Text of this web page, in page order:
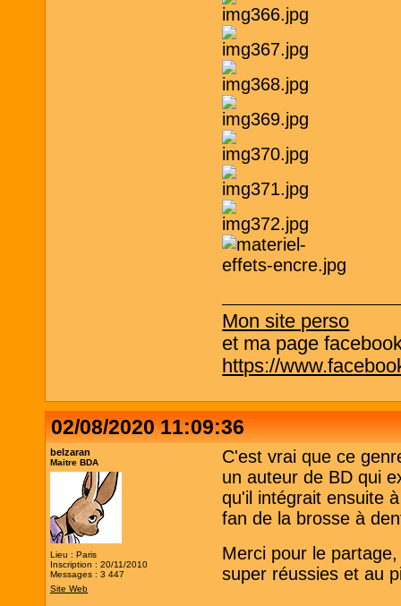
Mon site perso
et ma page
https://
02/08/2020 11:09:36
belzaran
Maitre BDA
Lieu : Paris
Inscription : 20/11/2010
Messages : 3 447
Site Web
C'est vrai que ce
un auteur de BD qui
qu'il intégrait ensuite
fan de la brosse à
Merci pour le
super réussies et au